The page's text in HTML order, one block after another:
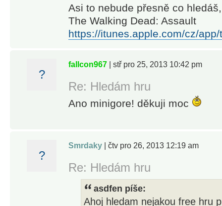
Experience
a
lighthearted,
packed story
across 8
unique
encounter a
zombie
Asi to nebude přesně co
The Walking Dead: Assault
https://itunes.apple.com/cz/
?
fallcon967 | stř pro 25, 2013 10:42 pm
Re: Hledám hru
Ano minigore! děkuji moc
?
Smrdaky | čtv pro 26, 2013 12:19 am
Re: Hledám hru
asdfen píše:
Ahoj hledam nejakou free hru